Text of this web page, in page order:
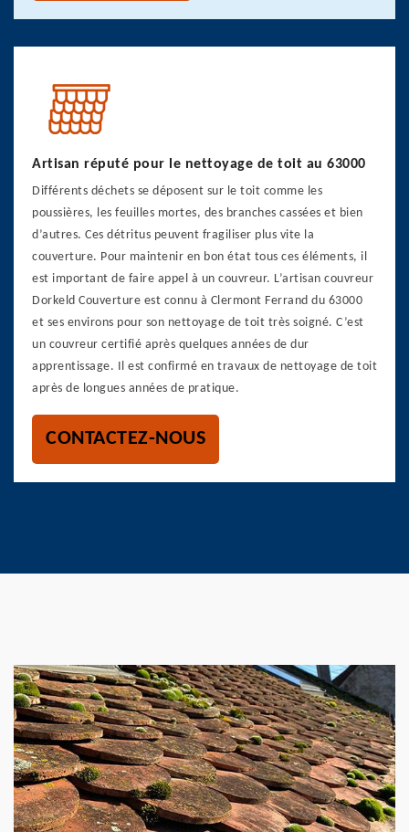
Artisan réputé pour le nettoyage de toit au 63000
Différents déchets se déposent sur le toit comme les
poussières, les feuilles mortes, des branches cassées et bien
d’autres. Ces détritus peuvent fragiliser plus vite la
couverture. Pour maintenir en bon état tous ces éléments, il
est important de faire appel à un couvreur. L’artisan couvreur
Dorkeld Couverture est connu à Clermont Ferrand du 63000
et ses environs pour son nettoyage de toit très soigné. C’est
un couvreur certifié après quelques années de dur
apprentissage. Il est confirmé en travaux de nettoyage de toit
après de longues années de pratique.
CONTACTEZ-NOUS